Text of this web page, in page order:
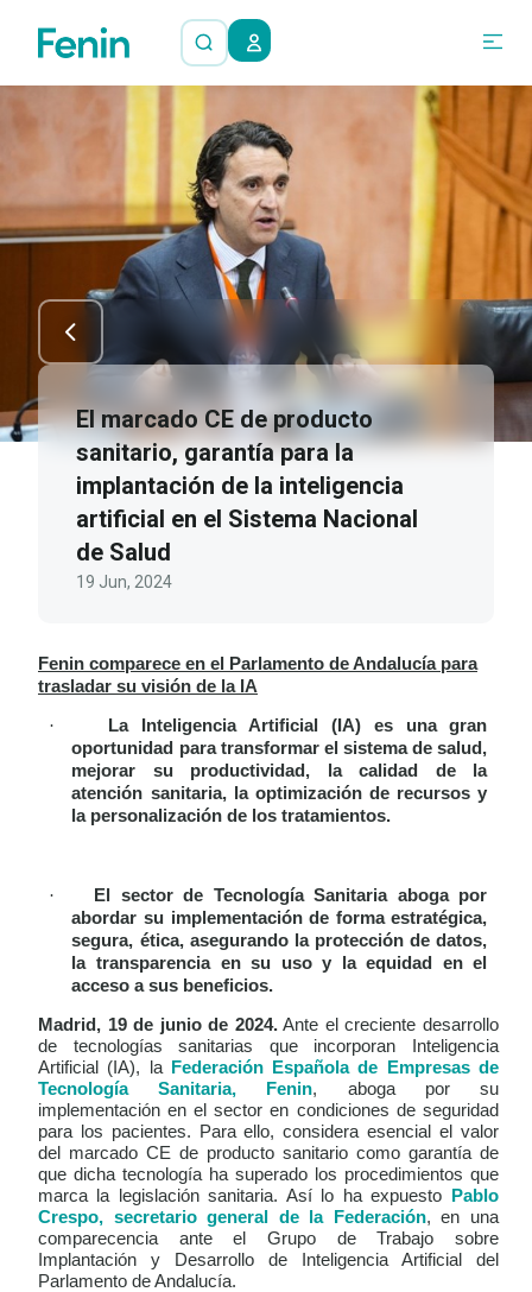
El marcado CE de producto
sanitario, garantía para la
implantación de la inteligencia
artificial en el Sistema Nacional
de Salud
19 Jun, 2024
Fenin comparece en el Parlamento de Andalucía para
trasladar su visión de la IA
·
La Inteligencia Artificial (IA) es una gran
oportunidad para transformar el sistema de salud,
mejorar su productividad, la calidad de la
atención sanitaria, la optimización de recursos y
la personalización de los tratamientos.
·
El sector de Tecnología Sanitaria aboga por
abordar su implementación de forma estratégica,
segura, ética, asegurando la protección de datos,
la transparencia en su uso y la equidad en el
acceso a sus beneficios.
Madrid, 19 de junio de 2024.Ante el creciente desarrollo
de tecnologías sanitarias que incorporan Inteligencia
Artificial (IA), la Federación Española de Empresas de
Tecnología Sanitaria, Fenin, aboga por su
implementación en el sector en condiciones de seguridad
para los pacientes. Para ello, considera esencial el valor
del marcado CE de producto sanitario como garantía de
que dicha tecnología ha superado los procedimientos que
marca la legislación sanitaria. Así lo ha expuesto Pablo
Crespo, secretario general de la Federación, en una
comparecencia ante el Grupo de Trabajo sobre
Implantación y Desarrollo de Inteligencia Artificial del
Parlamento de Andalucía.